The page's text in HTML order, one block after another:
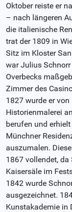
Oktober reiste er
– nach längeren
die italienische
trat der 1809 in
Sitz im Kloster
war Julius
Overbecks
Zimmer des
1827 wurde er
Historienmalerei
berufen und
Münchner
auszumalen.
1867 vollendet,
Kaisersäle im
1842 wurde
ausgezeichnet.
Kunstakademie in